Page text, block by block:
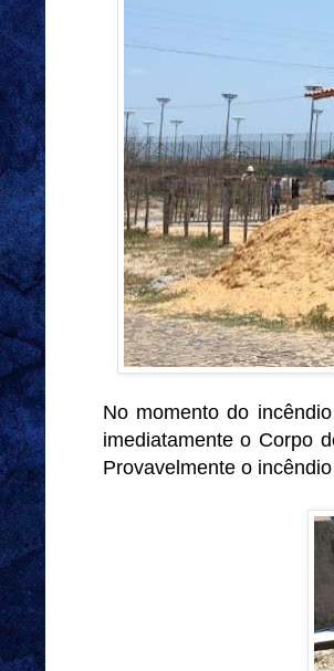
No momento do
imediatamente o Corpo
Provavelmente o